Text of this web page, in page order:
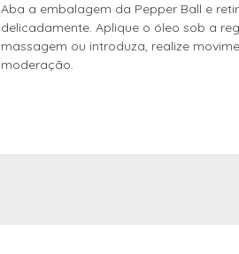
Aba a embalagem da Pepper Ball e
delicadamente. Aplique o óleo sob a
massagem ou introduza, realize
moderação.